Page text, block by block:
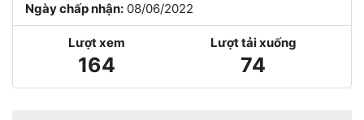
Ngày chấp nhận: 08/06/2022
Lượt xem
164
Lượt tải xuống
74